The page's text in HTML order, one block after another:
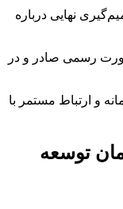
نهایی درباره
رسمی صادر و در
و ارتباط مستمر با
توسعه